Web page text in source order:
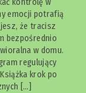
kontrolę w
emocji potrafią
że tracisz
bezpośrednio
w domu.
regulujący
krok po
[…]